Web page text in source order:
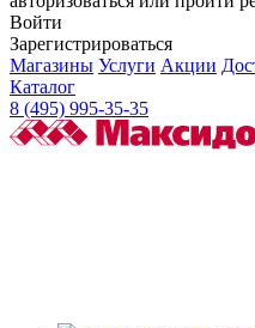
Войти
Зарегистрироваться
Магазины Услуги Акции
Каталог
8 (495) 995-35-35